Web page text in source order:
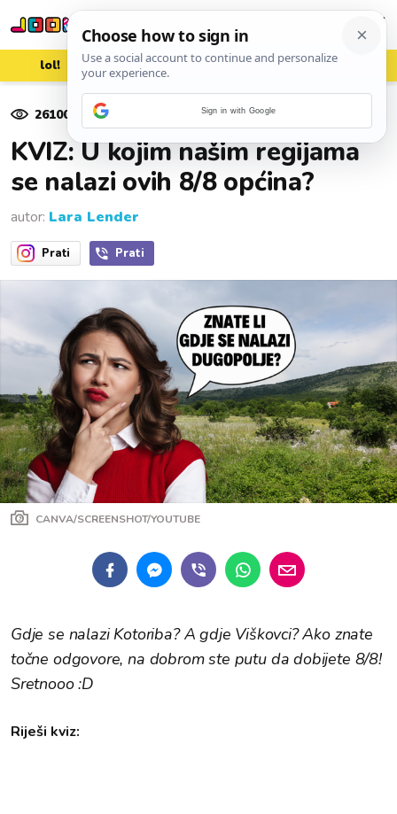
lol! aww vrh! woot?!
26100 pregleda
KVIZ: U kojim našim regijama
se nalazi ovih 8/8 općina?
autor: Lara Lender
Prati Prati
CANVA/SCREENSHOT/YOUTUBE
Gdje se nalazi Kotoriba? A gdje Viškovci? Ako znate
točne odgovore, na dobrom ste putu da dobijete 8/8!
Sretnooo :D
Riješi kviz:
Sign in with Google